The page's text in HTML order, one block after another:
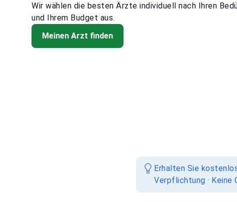
Wir wählen die besten Ärzte individuell nach Ihren
und Ihrem Budget aus.
Meinen Arzt finden
Erhalten Sie
Verpflichtung · Keine